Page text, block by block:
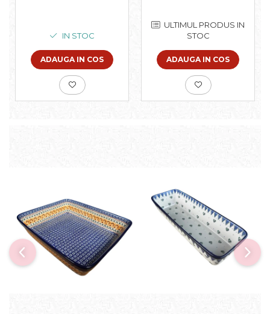
IN STOC
ADAUGA IN COS
ULTIMUL PRODUS IN
STOC
ADAUGA IN COS